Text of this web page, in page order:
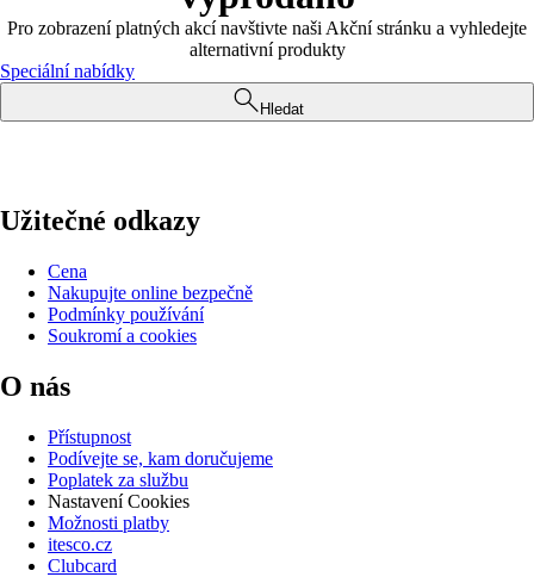
Pro zobrazení platných akcí navštivte naši Akční stránku a vyhledejte
alternativní produkty
Speciální nabídky
Hledat
Užitečné odkazy
Cena
Nakupujte online bezpečně
Podmínky používání
Soukromí a cookies
O nás
Přístupnost
Podívejte se, kam doručujeme
Poplatek za službu
Nastavení Cookies
Možnosti platby
itesco.cz
Clubcard